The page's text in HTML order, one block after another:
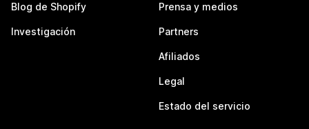
Blog de Shopify
Investigación
Prensa y medios
Partners
Afiliados
Legal
Estado del servicio